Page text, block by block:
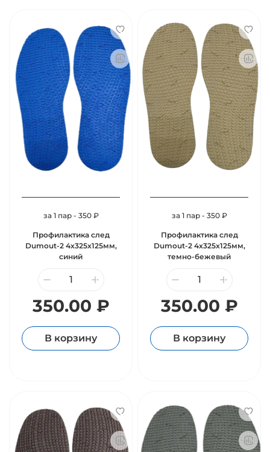
за 1 пар - 350 ₽
Профилактика след
Dumout-2 4х325х125мм,
синий
350.00 ₽
В корзину
за 1 пар - 350 ₽
Профилактика след
Dumout-2 4х325х125мм,
темно-бежевый
350.00 ₽
В корзину